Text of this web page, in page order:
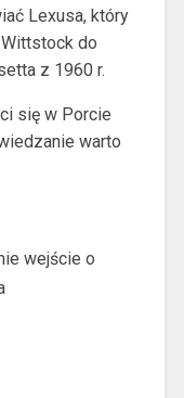
Lexusa, który
do
z 1960 r.
się w Porcie
warto
wejście o